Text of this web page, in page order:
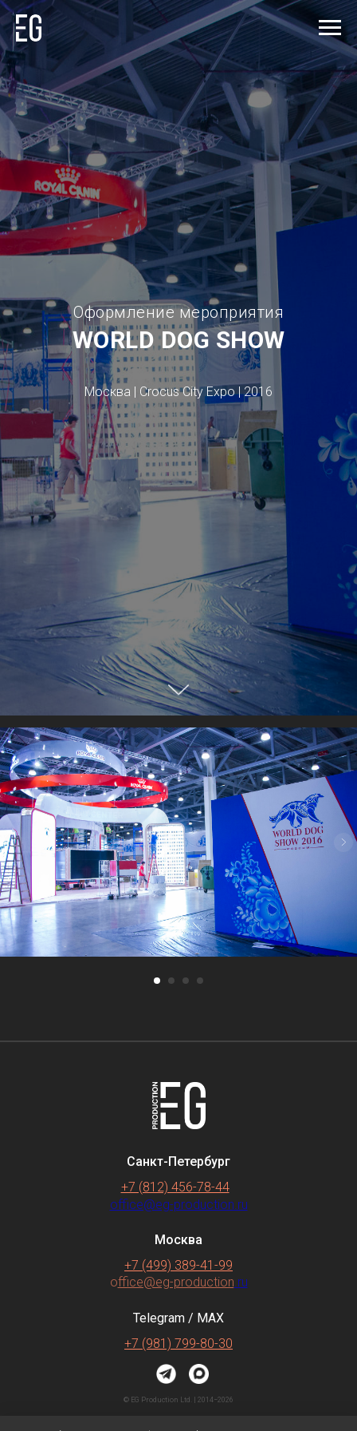
Оформление мероприятия
WORLDDOG SHOW
Москва | Crocus City Expo | 2016
© EG Production Ltd. | 2014−2026
Москва
+7 (499) 389-41-99
+7 (981) 799-80-30
office@eg-production .ru
Санкт-Петербург
+7 (812) 456-78-44
office@eg-production.ru
Telegram / MAX